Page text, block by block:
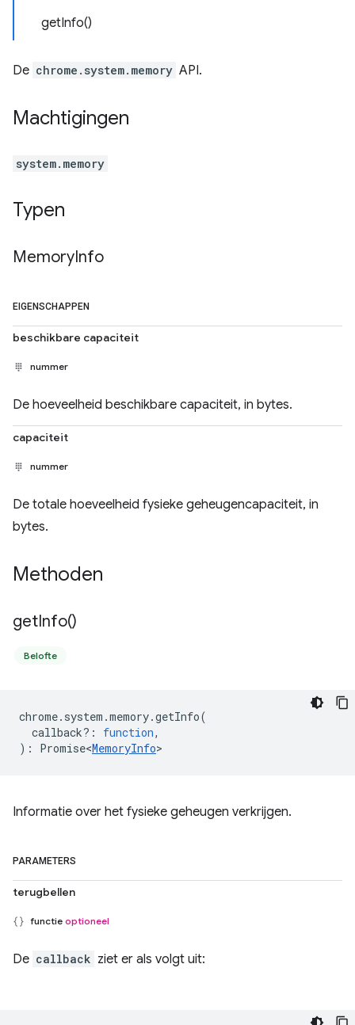
getInfo()
De chrome.system.memory API.
Machtigingen
system.memory
Typen
MemoryInfo
EIGENSCHAPPEN
beschikbare capaciteit
nummer
De hoeveelheid beschikbare capaciteit, in bytes.
capaciteit
nummer
De totale hoeveelheid fysieke geheugencapaciteit, in
bytes.
Methoden
getInfo()
Belofte
chrome. system .memory.getInfo(
callback? : function,
) : Promise<MemoryInfo>
Informatie over het fysieke geheugen verkrijgen.
PARAMETERS
terugbellen
functie optioneel
De callback ziet er als volgt uit: